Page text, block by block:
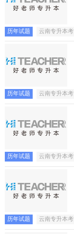
历年试题 云南专升本
历年试题 云南专升本
历年试题 云南专升本
历年试题 云南专升本